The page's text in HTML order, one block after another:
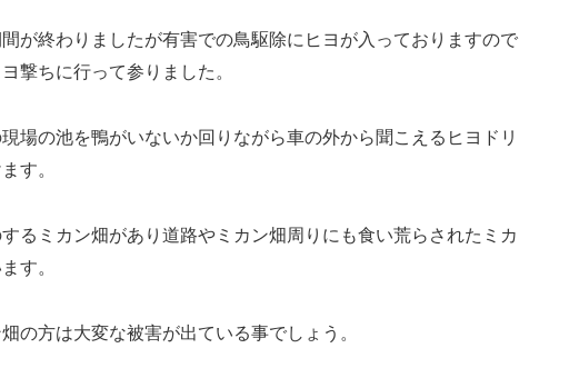
が終わりましたが有害での鳥駆除にヒヨが入っておりますので
撃ちに行って参りました。
場の池を鴨がいないか回りながら車の外から聞こえるヒヨドリ
す。
るミカン畑があり道路やミカン畑周りにも食い荒らされたミカ
す。
の方は大変な被害が出ている事でしょう。